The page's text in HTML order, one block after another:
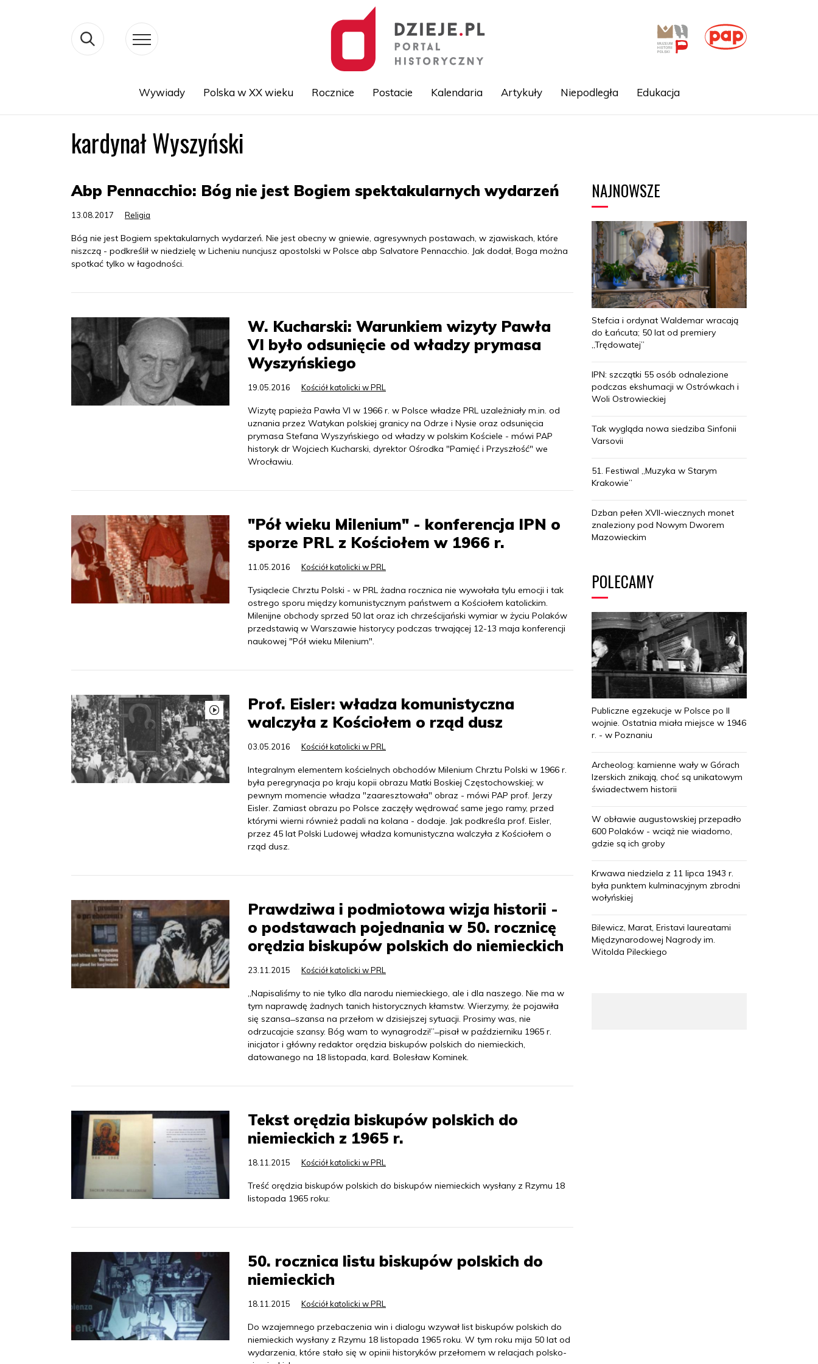
Wywiady Polska w XX wieku Rocznice Postacie Kalendaria Artykuły Niepodległa Edukacja
kardynał Wyszyński
Abp Pennacchio: Bóg nie jest Bogiem spektakularnych wydarzeń
13.08.2017 Religia
Bóg nie jest Bogiem spektakularnych wydarzeń. Nie jest obecny w gniewie, agresywnych postawach, w zjawiskach, które
niszczą - podkreślił w niedzielę w Licheniu nuncjusz apostolski w Polsce abp Salvatore Pennacchio. Jak dodał, Boga można
spotkać tylko w łagodności.
W. Kucharski: Warunkiem wizyty Pawła
VI było odsunięcie od władzy prymasa
Wyszyńskiego
19.05.2016 Kościół katolicki w PRL
Wizytę papieża Pawła VI w 1966 r. w Polsce władze PRL uzależniały m.in. od
uznania przez Watykan polskiej granicy na Odrze i Nysie oraz odsunięcia
prymasa Stefana Wyszyńskiego od władzy w polskim Kościele - mówi PAP
historyk dr Wojciech Kucharski, dyrektor Ośrodka "Pamięć i Przyszłość" we
Wrocławiu.
"Pół wieku Milenium" - konferencja IPN o
sporze PRL z Kościołem w 1966 r.
11.05.2016 Kościół katolicki w PRL
Tysiąclecie Chrztu Polski - w PRL żadna rocznica nie wywołała tylu emocji i tak
ostrego sporu między komunistycznym państwem a Kościołem katolickim.
Milenijne obchody sprzed 50 lat oraz ich chrześcijański wymiar w życiu Polaków
przedstawią w Warszawie historycy podczas trwającej 12-13 maja konferencji
naukowej "Pół wieku Milenium".
Prof. Eisler: władza komunistyczna
walczyła z Kościołem o rząd dusz
03.05.2016 Kościół katolicki w PRL
Integralnym elementem kościelnych obchodów Milenium Chrztu Polski w 1966 r.
była peregrynacja po kraju kopii obrazu Matki Boskiej Częstochowskiej; w
pewnym momencie władza "zaaresztowała" obraz - mówi PAP prof. Jerzy
Eisler. Zamiast obrazu po Polsce zaczęły wędrować same jego ramy, przed
którymi wierni również padali na kolana - dodaje. Jak podkreśla prof. Eisler,
przez 45 lat Polski Ludowej władza komunistyczna walczyła z Kościołem o
rząd dusz.
Prawdziwa i podmiotowa wizja historii -
o podstawach pojednania w 50. rocznicę
orędzia biskupów polskich do niemieckich
23.11.2015 Kościół katolicki w PRL
„Napisaliśmy to nie tylko dla narodu niemieckiego, ale i dla naszego. Nie ma w
tym naprawdę żadnych tanich historycznych kłamstw. Wierzymy, że pojawiła
się szansa ̶ szansa na przełom w dzisiejszej sytuacji. Prosimy was, nie
odrzucajcie szansy. Bóg wam to wynagrodzi!” ̶ pisał w październiku 1965 r.
inicjator i główny redaktor orędzia biskupów polskich do niemieckich,
datowanego na 18 listopada, kard. Bolesław Kominek.
Tekst orędzia biskupów polskich do
niemieckich z 1965 r.
18.11.2015 Kościół katolicki w PRL
Treść orędzia biskupów polskich do biskupów niemieckich wysłany z Rzymu 18
listopada 1965 roku:
50. rocznica listu biskupów polskich do
niemieckich
18.11.2015 Kościół katolicki w PRL
Do wzajemnego przebaczenia win i dialogu wzywał list biskupów polskich do
niemieckich wysłany z Rzymu 18 listopada 1965 roku. W tym roku mija 50 lat od
wydarzenia, które stało się w opinii historyków przełomem w relacjach polsko-
NAJNOWSZE
Stefcia i ordynat Waldemar wracają
do Łańcuta; 50 lat od premiery
„Trędowatej”
IPN: szczątki 55 osób odnalezione
podczas ekshumacji w Ostrówkach i
Woli Ostrowieckiej
Tak wygląda nowa siedziba Sinfonii
Varsovii
51. Festiwal „Muzyka w Starym
Krakowie”
Dzban pełen XVII-wiecznych monet
znaleziony pod Nowym Dworem
Mazowieckim
POLECAMY
Publiczne egzekucje w Polsce po II
wojnie. Ostatnia miała miejsce w 1946
r. - w Poznaniu
Archeolog: kamienne wały w Górach
Izerskich znikają, choć są unikatowym
świadectwem historii
W obławie augustowskiej przepadło
600 Polaków - wciąż nie wiadomo,
gdzie są ich groby
Krwawa niedziela z 11 lipca 1943 r.
była punktem kulminacyjnym zbrodni
wołyńskiej
Bilewicz, Marat, Eristavi laureatami
Międzynarodowej Nagrody im.
Witolda Pileckiego